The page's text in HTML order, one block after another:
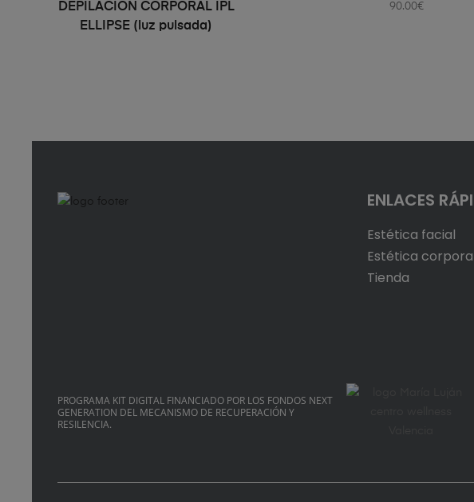
DEPILACION CORPORAL IPL
ELLIPSE (luz pulsada)
90.00€
ENLACES
Estética facial
Estética
Tienda
PROGRAMA KIT DIGITAL FINANCIADO POR LOS FONDOS NEXT
GENERATION DEL MECANISMO DE RECUPERACIÓN Y
RESILENCIA.